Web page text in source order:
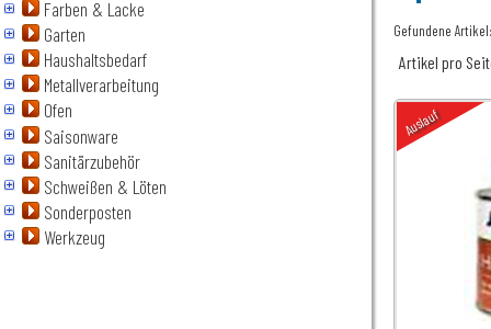
Farben & Lacke
Garten
Haushaltsbedarf
Metallverarbeitung
Ofen
Saisonware
Sanitärzubehör
Schweißen & Löten
Sonderposten
Werkzeug
Gefundene
Artikel pro
Auslauf